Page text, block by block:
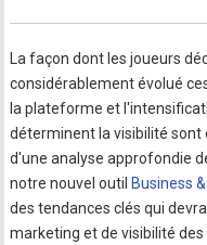
La façon dont les joueurs
considérablement évolué
la plateforme et
déterminent la visibilité sont
d'une analyse approfondie
notre nouvel outil Business
des tendances clés qui
marketing et de visibilité